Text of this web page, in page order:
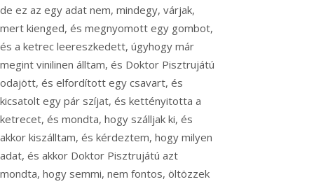
de ez az egy adat nem, mindegy, várjak,
mert kienged, és megnyomott egy gombot,
és a ketrec leereszkedett, úgyhogy már
megint vinilinen álltam, és Doktor Pisztrujátú
odajött, és elfordított egy csavart, és
kicsatolt egy pár szíjat, és kettényitotta a
ketrecet, és mondta, hogy szálljak ki, és
akkor kiszálltam, és kérdeztem, hogy milyen
adat, és akkor Doktor Pisztrujátú azt
mondta, hogy semmi, nem fontos, öltözzek